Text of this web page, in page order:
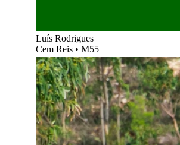
Luís Rodrigues
Cem Reis • M55